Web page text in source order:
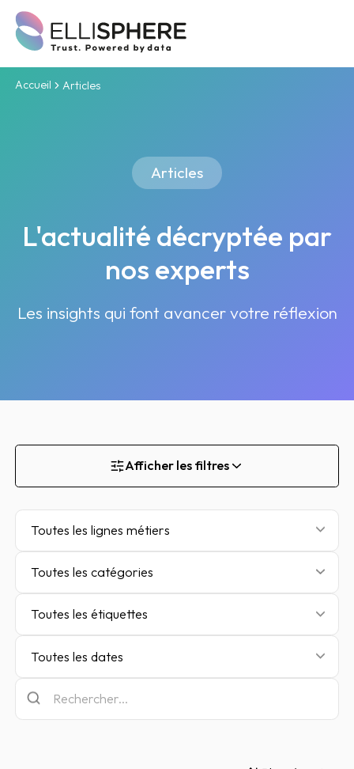
Accueil Articles
Articles
L'actualité décryptée par
nos experts
Les insights qui font avancer votre réflexion
Afficher les filtres
Toutes les lignes métiers
Toutes les catégories
Toutes les étiquettes
Toutes les dates